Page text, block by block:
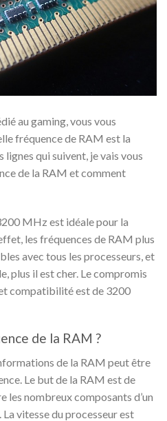
au gaming, vous vous
fréquence de RAM est la
lignes qui suivent, je vais vous
de la RAM et comment
MHz est idéale pour la
les fréquences de RAM plus
avec tous les processeurs, et
plus il est cher. Le compromis
compatibilité est de 3200
de la RAM ?
de la RAM peut être
Le but de la RAM est de
les nombreux composants d’un
vitesse du processeur est